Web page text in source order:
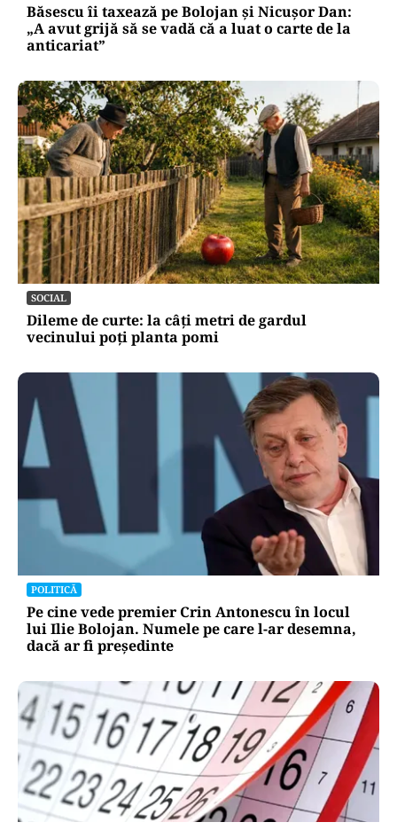
Băsescu îi taxează pe Bolojan și Nicușor Dan:
„A avut grijă să se vadă că a luat o carte de la
anticariat”
SOCIAL
Dileme de curte: la câți metri de gardul
vecinului poți planta pomi
POLITICĂ
Pe cine vede premier Crin Antonescu în locul
lui Ilie Bolojan. Numele pe care l-ar desemna,
dacă ar fi președinte